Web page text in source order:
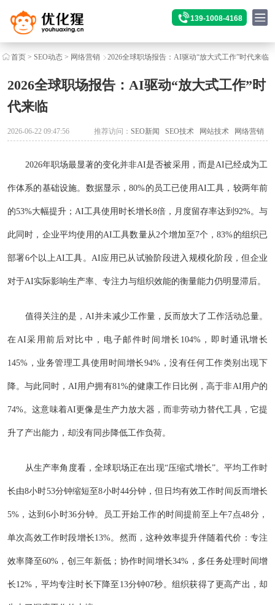
139-1008-4168
首页> SEO动态> 网络营销 2026全球职场报告：AI驱动“放大式工作”时代来临
2026全球职场报告：AI驱动“放大式工作”时
代来临
2026-06-22 09:47:56 推荐访问：SEO新闻 SEO技术 网站技术 网络营销
2026年职场最显著的变化并非AI是否被采用，而是AI已经成为工
作体系的基础设施。数据显示，80%的员工已使用AI工具，较两年前
的53%大幅提升；AI工具使用时长增长8倍，月度留存率达到92%。与
此同时，企业平均使用的AI工具数量从2个增加至7个，83%的组织已
部署6个以上AI工具。AI应用已从试验阶段进入规模化阶段，但企业
对于AI实际影响生产率、专注力与组织效能的衡量能力仍明显滞后。
值得关注的是，AI并未减少工作量，反而放大了工作活动总量。
在AI采用前后对比中，电子邮件时间增长104%，即时通讯增长
145%，业务管理工具使用时间增长94%，没有任何工作类别出现下
降。与此同时，AI用户拥有81%的健康工作日比例，高于非AI用户的
74%。这意味着AI更像是生产力放大器，而非劳动力替代工具，它提
升了产出能力，却没有同步降低工作负荷。
从生产率角度看，全球职场正在出现“压缩式增长”。平均工作时
长由8小时53分钟缩短至8小时44分钟，但日均有效工作时间反而增长
5%，达到6小时36分钟。员工开始工作的时间提前至上午7点48分，
单次高效工作时段增长13%。然而，这种效率提升伴随着代价：专注
效率降至60%，创三年新低；协作时间增长34%，多任务处理时间增
长12%，平均专注时长下降至13分钟07秒。组织获得了更高产出，却